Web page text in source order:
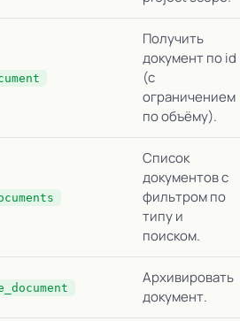
Получить
документ по id
(с
ограничением
по объёму).
Список
документов с
фильтром по
типу и
поиском.
Архивировать
документ.